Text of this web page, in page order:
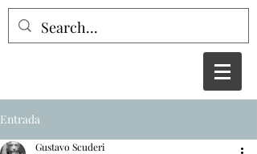
Entrada
Gustavo Scuderi